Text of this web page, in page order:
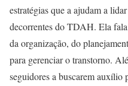
estratégias que a ajudam a
decorrentes do TDAH. Ela
da organização, do
para gerenciar o transtorno.
seguidores a buscarem auxílio